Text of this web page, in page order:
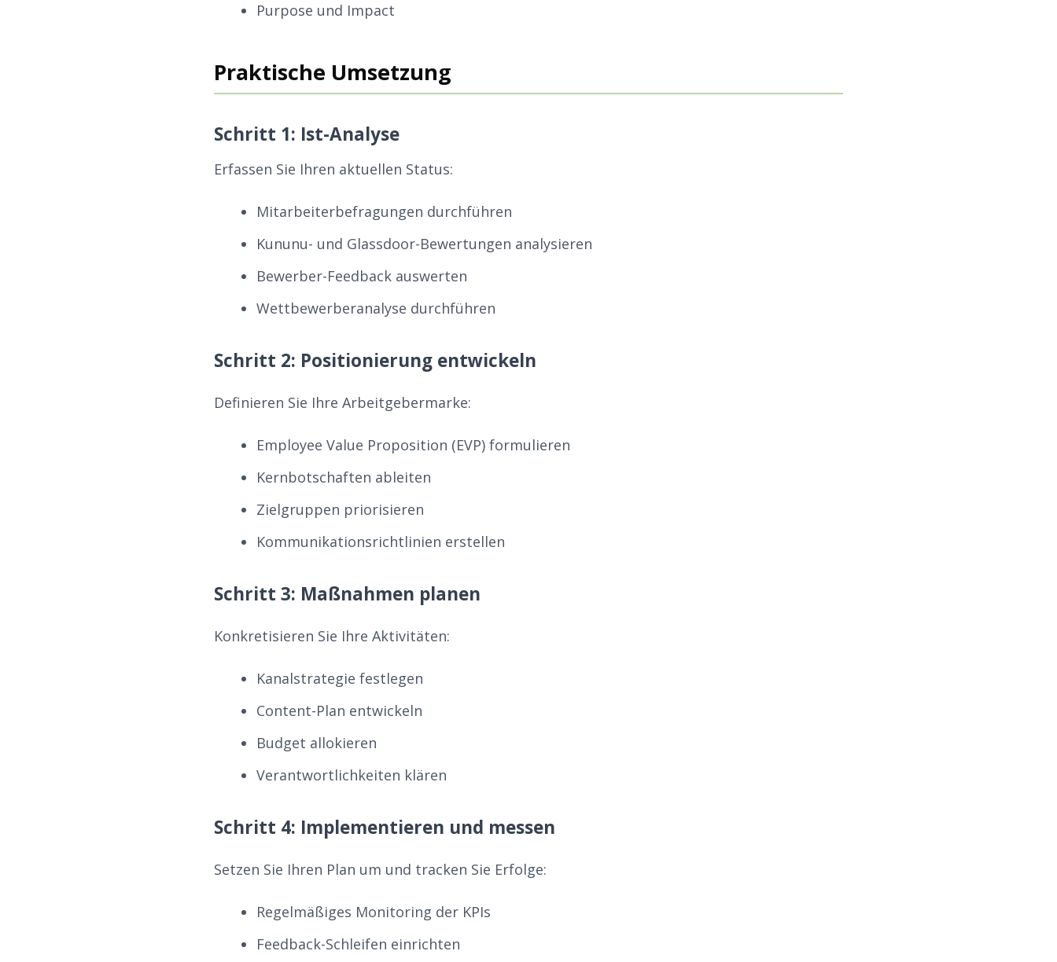
Purpose und Impact
Praktische Umsetzung
Schritt 1: Ist-Analyse
Erfassen Sie Ihren aktuellen Status:
Mitarbeiterbefragungen durchführen
Kununu- und Glassdoor-Bewertungen analysieren
Bewerber-Feedback auswerten
Wettbewerberanalyse durchführen
Schritt 2: Positionierung entwickeln
Definieren Sie Ihre Arbeitgebermarke:
Employee Value Proposition (EVP) formulieren
Kernbotschaften ableiten
Zielgruppen priorisieren
Kommunikationsrichtlinien erstellen
Schritt 3: Maßnahmen planen
Konkretisieren Sie Ihre Aktivitäten:
Kanalstrategie festlegen
Content-Plan entwickeln
Budget allokieren
Verantwortlichkeiten klären
Schritt 4: Implementieren und messen
Setzen Sie Ihren Plan um und tracken Sie Erfolge:
Regelmäßiges Monitoring der KPIs
Feedback-Schleifen einrichten